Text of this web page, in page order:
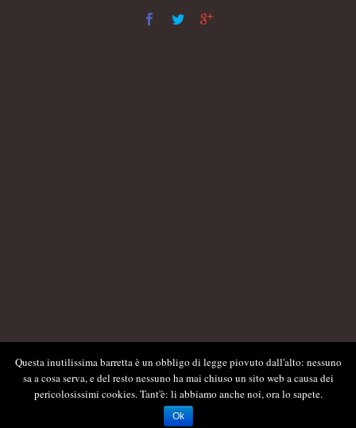
Questa inutilissima barretta è un obbligo di legge piovuto dall'alto: nessuno
sa a cosa serva, e del resto nessuno ha mai chiuso un sito web a causa dei
pericolosissimi cookies. Tant'è: li abbiamo anche noi, ora lo sapete.
Ok